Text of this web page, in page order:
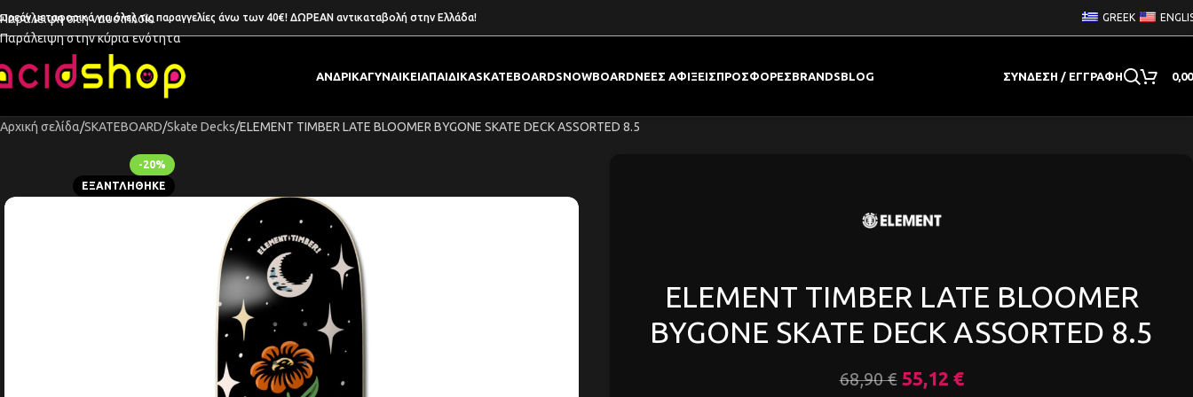
Παράλειψη στη ναυσιπλοΐα
Παράλειψη στην κύρια ενότητα
μεταφορικά για όλες τις παραγγελίες άνω των 40€! ΔΩΡΕΑΝ αντικαταβολή στην Ελλάδα! GREEK
ΑΝΔΡΙΚΑΓΥΝΑΙΚΕΙΑΠΑΙΔΙΚΑSKATEBOARDSNOWBOARDΝΕΕΣ ΑΦΙΞΕΙΣΠΡΟΣΦΟΡΕΣBRANDSBLOG ΣΎΝΔΕΣΗ / ΕΓΓΡΑΦΉ
Αρχική σελίδα SKATEBOARD Skate Decks ELEMENT TIMBER LATE BLOOMER BYGONE SKATE DECK ASSORTED 8.5
-20%
ΕΞΑΝΤΛΉΘΗΚΕ
ELEMENT TIMBER LATE BLOOMER
BYGONE SKATE DECK ASSORTED 8.5
68,90€ 55,12 €